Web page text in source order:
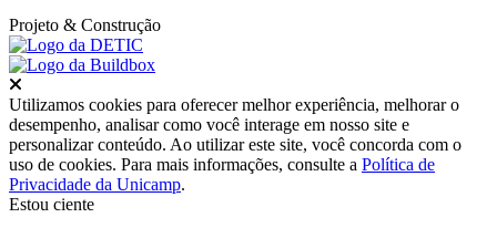
Projeto & Construção
Utilizamos cookies para oferecer melhor experiência, melhorar o
desempenho, analisar como você interage em nosso site e
personalizar conteúdo. Ao utilizar este site, você concorda com o
uso de cookies. Para mais informações, consulte a Política de
Privacidade da Unicamp.
Estou ciente